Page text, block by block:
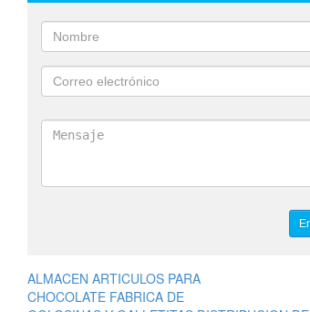
ALMACEN ARTICULOS PARA
CHOCOLATE FABRICA DE